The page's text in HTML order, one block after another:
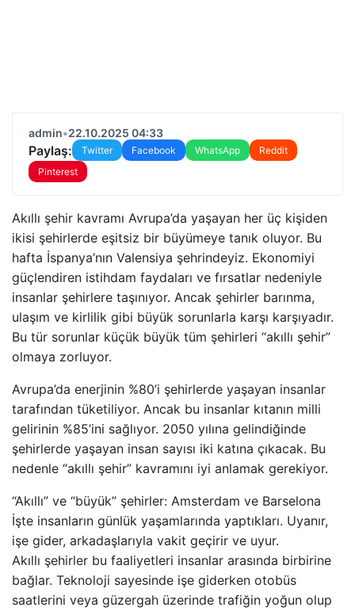
admin•22.10.2025 04:33
Paylaş: Twitter Facebook WhatsApp
Reddit
Pinterest
Akıllı şehir kavramı Avrupa’da yaşayan her üç kişiden
ikisi şehirlerde eşitsiz bir büyümeye tanık oluyor. Bu
hafta İspanya’nın Valensiya şehrindeyiz. Ekonomiyi
güçlendiren istihdam faydaları ve fırsatlar nedeniyle
insanlar şehirlere taşınıyor. Ancak şehirler barınma,
ulaşım ve kirlilik gibi büyük sorunlarla karşı karşıyadır.
Bu tür sorunlar küçük büyük tüm şehirleri “akıllı şehir”
olmaya zorluyor.
Avrupa’da enerjinin %80’i şehirlerde yaşayan insanlar
tarafından tüketiliyor. Ancak bu insanlar kıtanın milli
gelirinin %85’ini sağlıyor. 2050 yılına gelindiğinde
şehirlerde yaşayan insan sayısı iki katına çıkacak. Bu
nedenle “akıllı şehir” kavramını iyi anlamak gerekiyor.
“Akıllı” ve “büyük” şehirler: Amsterdam ve Barselona
İşte insanların günlük yaşamlarında yaptıkları. Uyanır,
işe gider, arkadaşlarıyla vakit geçirir ve uyur.
Akıllı şehirler bu faaliyetleri insanlar arasında birbirine
bağlar. Teknoloji sayesinde işe giderken otobüs
saatlerini veya güzergah üzerinde trafiğin yoğun olup